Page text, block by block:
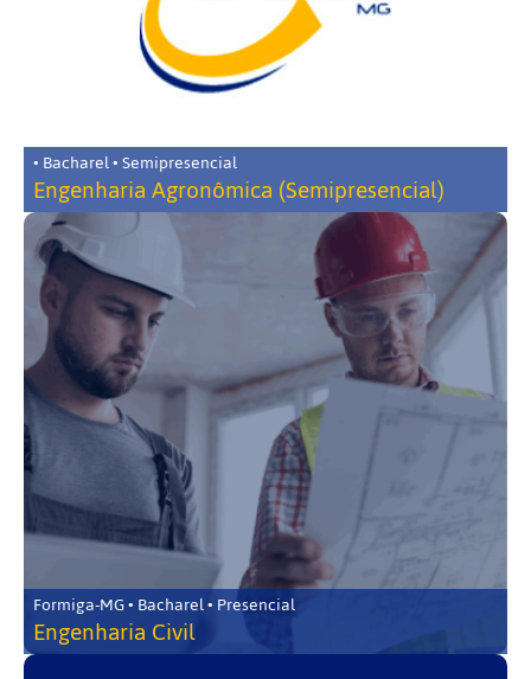
• Bacharel • Semipresencial
Engenharia Agronômica (Semipresencial)
Formiga-MG • Bacharel • Presencial
Engenharia Civil